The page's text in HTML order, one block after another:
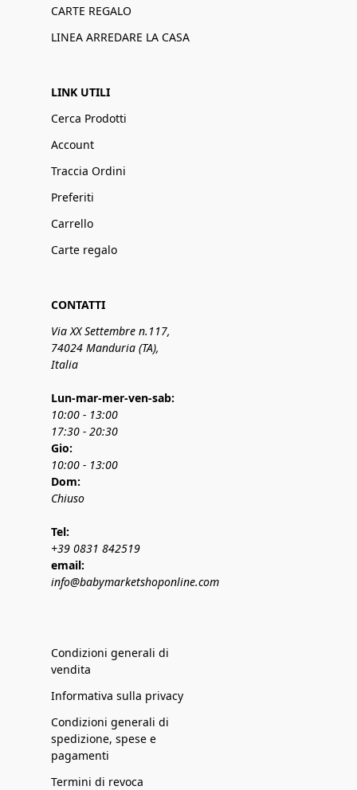
CARTE REGALO
LINEA ARREDARE LA CASA
LINK UTILI
Cerca Prodotti
Account
Traccia Ordini
Preferiti
Carrello
Carte regalo
CONTATTI
Via XX Settembre n.117,
74024 Manduria (TA),
Italia
Lun-mar-mer-ven-sab:
10:00 - 13:00
17:30 - 20:30
Gio:
10:00 - 13:00
Dom:
Chiuso
Tel:
+39 0831 842519
email:
info@babymarketshoponline.com
Condizioni generali di
vendita
Informativa sulla privacy
Condizioni generali di
spedizione, spese e
pagamenti
Termini di revoca